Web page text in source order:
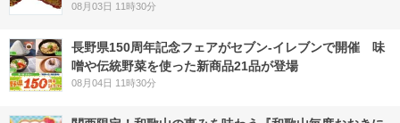
08月03日 11時30分
長野県150周年記念フェアがセブン-イレブンで開催 味
噌や伝統野菜を使った新商品21品が登場
08月04日 11時30分